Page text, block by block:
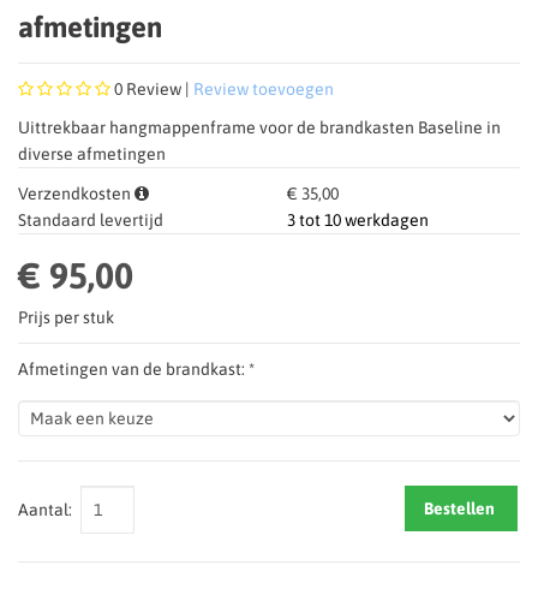
afmetingen
0 Review | Review toevoegen
Uittrekbaar hangmappenframe voor de brandkasten Baseline in
diverse afmetingen
Verzendkosten
€ 35,00
Standaard levertijd
3 tot 10 werkdagen
€ 95,00
Prijs per stuk
Afmetingen van de brandkast: *
Aantal: Bestellen